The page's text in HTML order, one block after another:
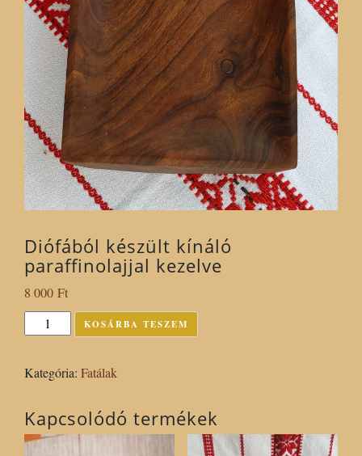
Diófából készült kínáló
paraffinolajjal kezelve
8 000 Ft
Diófából
készült
paraffinolajjal
mennyiség
KOSÁRBA TESZEM
Kategória: Fatálak
Kapcsolódó termékek